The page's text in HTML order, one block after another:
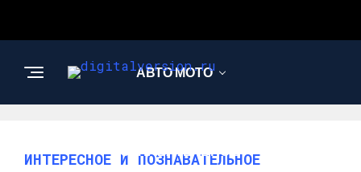
АВТО МОТО
ПОЗНАВАТЕЛЬНОЕ
ИНТЕРЕСНОЕ И ПОЗНАВАТЕЛЬНОЕ